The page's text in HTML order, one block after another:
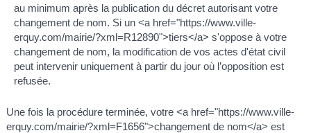
au minimum après la publication du décret autorisant votre
changement de nom. Si un <a href="https://www.ville-
erquy.com/mairie/?xml=R12890">tiers</a> s'oppose à votre
changement de nom, la modification de vos actes d'état civil
peut intervenir uniquement à partir du jour où l’opposition est
refusée.
Une fois la procédure terminée, votre <a href="https://www.ville-
erquy.com/mairie/?xml=F1656">changement de nom</a> est